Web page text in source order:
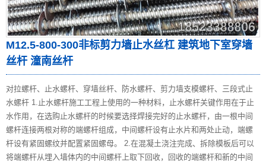
M12.5-800-300非标剪力墙止水丝杠 建筑地下室穿墙
丝杆 潼南丝杆
对拉螺杆、止水螺杆、穿墙丝杆、防水螺杆、剪力墙支模螺杆、三段式止
水螺杆 1.止水螺杆施工工程上使用的一种材料，止水螺杆关键作用在于止
水作用，在选购止水螺杆的时候要选择焊接完好的止水螺杆，由一根中间
螺杆连接两根对称的端螺杆组成，中间螺杆设有止水片和两处止动，端螺
杆设有紧固螺纹并配置紧固螺母。 2.在混凝土浇注完成、拆除模板后可以
将端螺杆从埋入墙体内的中间螺杆上取下回收，回收的端螺杆和新的中间